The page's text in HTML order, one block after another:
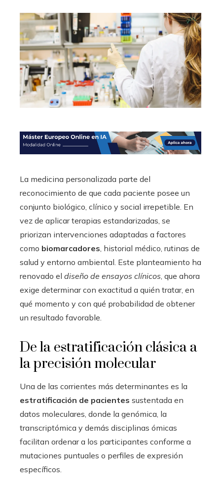
La medicina personalizada parte del
reconocimiento de que cada paciente posee un
conjunto biológico, clínico y social irrepetible. En
vez de aplicar terapias estandarizadas, se
priorizan intervenciones adaptadas a factores
como biomarcadores , historial médico, rutinas de
salud y entorno ambiental. Este planteamiento ha
renovado el diseño de ensayos clínicos , que ahora
exige determinar con exactitud a quién tratar, en
qué momento y con qué probabilidad de obtener
un resultado favorable.
De la estratificación clásica a
la precisión molecular
Una de las corrientes más determinantes es la
estratificación de pacientes sustentada en
datos moleculares, donde la genómica, la
transcriptómica y demás disciplinas ómicas
facilitan ordenar a los participantes conforme a
mutaciones puntuales o perfiles de expresión
específicos.